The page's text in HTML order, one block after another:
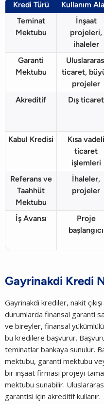
Kredi Türü Kullanım
Teminat
Mektubu
İnşaat
projeleri,
ihaleler
Garanti
Mektubu
ticaret,
projeler
Akreditif
Dış ticaret
Kabul Kredisi
Kısa vadeli
ticaret
işlemleri
Referans ve
Taahhüt
Mektubu
İhaleler,
projeler
İş Avansı
Proje
başlangıcı
Gayrinakdi Kredi
Gayrinakdi krediler, nakit
durumlarda finansal garanti
ve bireyler, finansal
bu kredilere başvurur.
teminatlar bankaya sunulur.
mektubu, garanti mektubu
bir inşaat firması projeyi
mektubu sunabilir.
garantisi için akreditif kullanır.